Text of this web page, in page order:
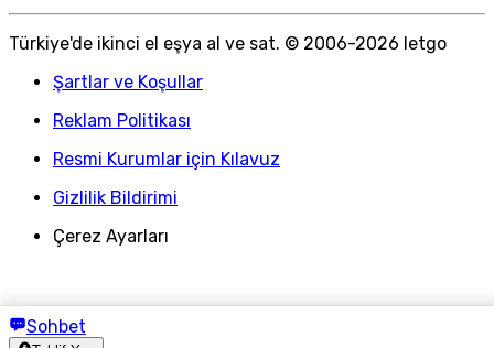
Sohbet
Türkiye'de ikinci el eşya al ve sat. © 2006-2026 letgo
Şartlar ve Koşullar
Reklam Politikası
Resmi Kurumlar için Kılavuz
Gizlilik Bildirimi
Çerez Ayarları